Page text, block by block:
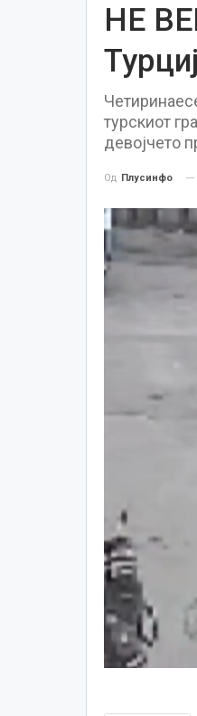
НЕ
турскиот
девојчето
Од Плусинфо